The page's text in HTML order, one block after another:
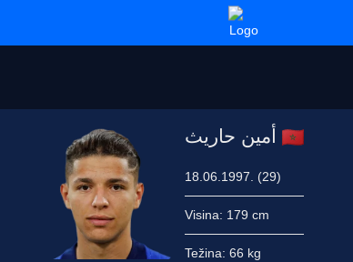
أمين حاريث
18.06.1997. (29)
Visina: 179 cm
Težina: 66 kg